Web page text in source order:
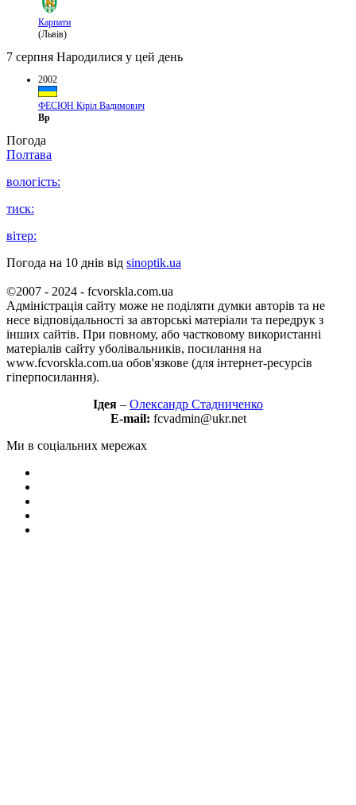
Карпати
(Львів)
7 серпня Народилися у цей день
2002
ФЕСЮН Кіріл Вадимович
Вр
Погода
Полтава
вологість:
тиск:
вітер:
Погода на 10 днів від sinoptik.ua
©2007 - 2024 - fcvorskla.com.ua
Адміністрація сайту може не поділяти думки авторів та не
несе відповідальності за авторські матеріали та передрук з
інших сайтів. При повному, або частковому використанні
матеріалів сайту уболівальників, посилання на
www.fcvorskla.com.ua обов'язкове (для інтернет-ресурсів
гіперпосилання).
Ідея – Олександр Стадниченко
E-mail: fcvadmin@ukr.net
Ми в соціальних мережах